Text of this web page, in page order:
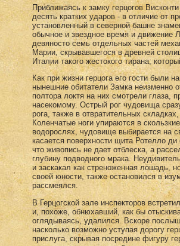
Приближаясь к замку герцогов
десять кратких ударов - в отличие от
установленный в северной башне
обычное и звездное время и
девяносто семь отдельных частей
Марии, скрывавшегося в древней
Италии такого жестокого тирана,
Как при жизни герцога его гости
нынешние обитатели Замка неизменно
полтора локтя на них смотрели глаза,
насекомому. Острый рог чудовища
рога, также в отвратительных
Коленчатые ноги упираются в
водорослях, чудовище выбирается на
касается поверхности щита Ротелло
что живопись не дает отблеска, а
глубину подводного мрака.
и заскакал как стреноженная лошадь,
своей юности, также остановился в
рассмеялся.
В Герцогской зале инспекторов
и, похоже, обнюхавший, как бы
оглядываясь, удалился. Вскоре
насколько возможно уступая дорогу
прислуга, скрывая посредине фигуру